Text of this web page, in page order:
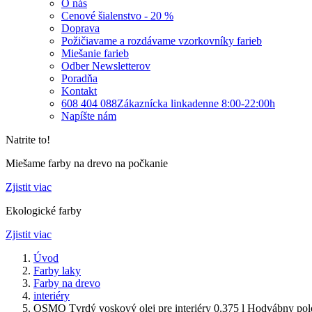
O nás
Cenové šialenstvo - 20 %
Doprava
Požičiavame a rozdávame vzorkovníky farieb
Miešanie farieb
Odber Newsletterov
Poradňa
Kontakt
608 404 088Zákaznícka linkadenne 8:00-22:00h
Napíšte nám
Natrite to!
Miešame farby na drevo na počkanie
Zjistit viac
Ekologické farby
Zjistit viac
Úvod
Farby laky
Farby na drevo
interiéry
OSMO Tvrdý voskový olej pre interiéry 0.375 l Hodvábny